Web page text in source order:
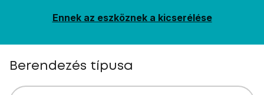
Ennek az eszköznek a kicserélése
Berendezés típusa